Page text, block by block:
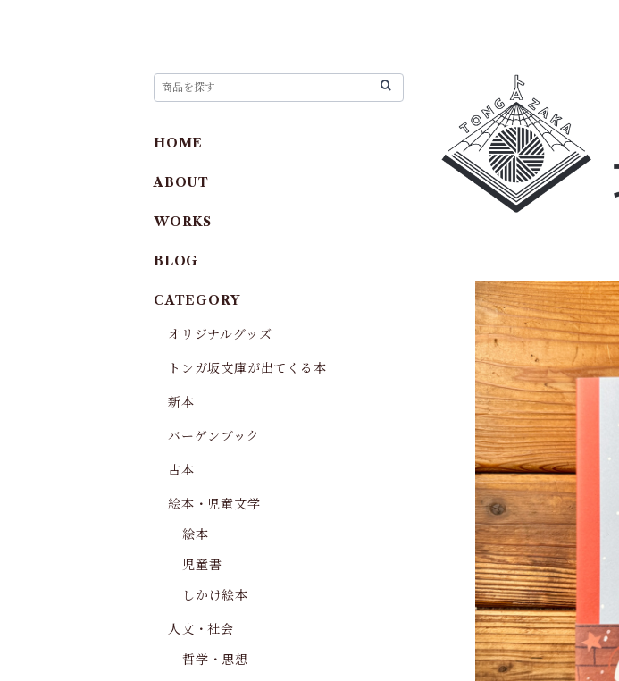
HOME
ABOUT
WORKS
BLOG
CATEGORY
オリジナルグッズ
トンガ坂文庫が出てくる本
新本
バーゲンブック
古本
絵本・児童文学
絵本
児童書
しかけ絵本
人文・社会
哲学・思想